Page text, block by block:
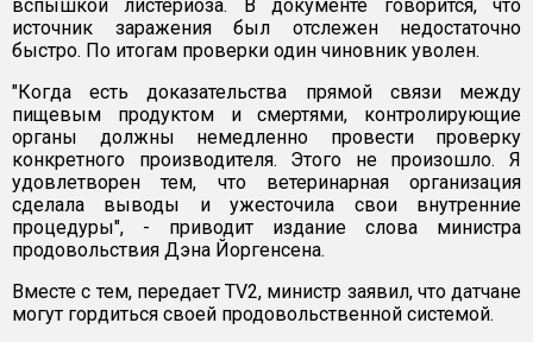
вспышкой листериоза. В документе говорится, что
источник заражения был отслежен недостаточно
быстро. По итогам проверки один чиновник уволен.
"Когда есть доказательства прямой связи между
пищевым продуктом и смертями, контролирующие
органы должны немедленно провести проверку
конкретного производителя. Этого не произошло. Я
удовлетворен тем, что ветеринарная организация
сделала выводы и ужесточила свои внутренние
процедуры", - приводит издание слова министра
продовольствия Дэна Йоргенсена.
Вместе с тем, передает TV2, министр заявил, что датчане
могут гордиться своей продовольственной системой.